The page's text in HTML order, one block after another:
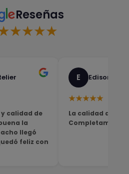
Reseñas
calidad de
la
llegó
feliz con
E Edison
★★★★★
La calidad del
Completamente